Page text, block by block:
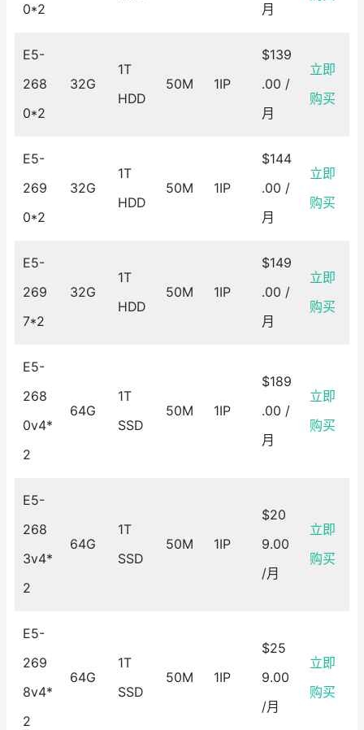
0*2
月
E5-
268
0*2
32G
1T
HDD
50M 1IP
$139
.00 /
月
立即
购买
E5-
269
0*2
32G
1T
HDD
50M 1IP
$144
.00 /
月
立即
购买
E5-
269
7*2
32G
1T
HDD
50M 1IP
$149
.00 /
月
立即
购买
E5-
268
0v4*
2
64G
1T
SSD
50M 1IP
$189
.00 /
月
立即
购买
E5-
268
3v4*
2
64G
1T
SSD
50M 1IP
$20
9.00
/月
立即
购买
E5-
269
8v4*
2
64G
1T
SSD
50M 1IP
$25
9.00
/月
立即
购买